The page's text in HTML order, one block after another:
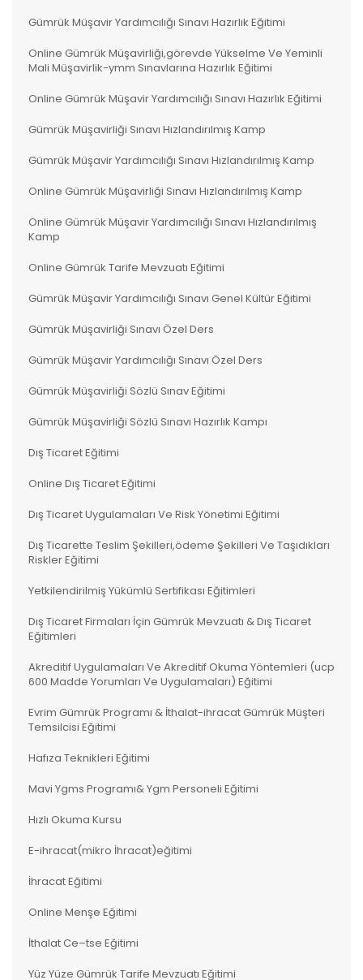
Gümrük Müşavir Yardımcılığı Sınavı Hazırlık Eğitimi
Online Gümrük Müşavirliği,görevde Yükselme Ve Yeminli
Mali Müşavirlik-ymm Sınavlarına Hazırlık Eğitimi
Online Gümrük Müşavir Yardımcılığı Sınavı Hazırlık Eğitimi
Gümrük Müşavirliği Sınavı Hızlandırılmış Kamp
Gümrük Müşavir Yardımcılığı Sınavı Hızlandırılmış Kamp
Online Gümrük Müşavirliği Sınavı Hızlandırılmış Kamp
Online Gümrük Müşavir Yardımcılığı Sınavı Hızlandırılmış
Kamp
Online Gümrük Tarife Mevzuatı Eğitimi
Gümrük Müşavir Yardımcılığı Sınavı Genel Kültür Eğitimi
Gümrük Müşavirliği Sınavı Özel Ders
Gümrük Müşavir Yardımcılığı Sınavı Özel Ders
Gümrük Müşavirliği Sözlü Sınav Eğitimi
Gümrük Müşavirliği Sözlü Sınavı Hazırlık Kampı
Dış Ticaret Eğitimi
Online Dış Ticaret Eğitimi
Dış Ticaret Uygulamaları Ve Risk Yönetimi Eğitimi
Dış Ticarette Teslim Şekilleri,ödeme Şekilleri Ve Taşıdıkları
Riskler Eğitimi
Yetkilendirilmiş Yükümlü Sertifikası Eğitimleri
Dış Ticaret Firmaları İçin Gümrük Mevzuatı & Dış Ticaret
Eğitimleri
Akreditif Uygulamaları Ve Akreditif Okuma Yöntemleri (ucp
600 Madde Yorumları Ve Uygulamaları) Eğitimi
Evrim Gümrük Programı & İthalat-ihracat Gümrük Müşteri
Temsilcisi Eğitimi
Hafıza Teknikleri Eğitimi
Mavi Ygms Programı& Ygm Personeli Eğitimi
Hızlı Okuma Kursu
E-ihracat(mikro İhracat)eğitimi
İhracat Eğitimi
Online Menşe Eğitimi
İthalat Ce–tse Eğitimi
Yüz Yüze Gümrük Tarife Mevzuatı Eğitimi